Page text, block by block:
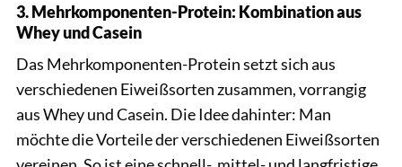
3. Mehrkomponenten-Protein: Kombination aus
Whey und Casein
Das Mehrkomponenten-Protein setzt sich aus
verschiedenen Eiweißsorten zusammen, vorrangig
aus Whey und Casein. Die Idee dahinter: Man
möchte die Vorteile der verschiedenen Eiweißsorten